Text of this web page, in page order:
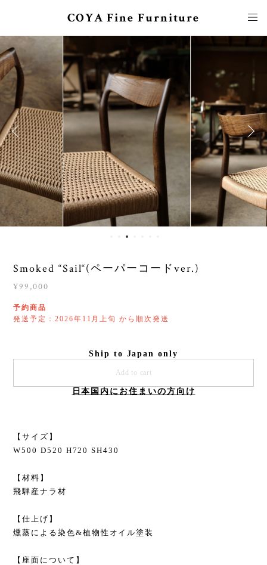
COYA Fine Furniture
Smoked “Sail“(ペーパーコードver.)
¥99,000
予約商品
発送予定：2026年11月上旬 から順次発送
Ship to Japan only
Add to cart
日本国内にお住まいの方向け
【サイズ】
W500 D520 H720 SH430
【材料】
飛騨産ナラ材
【仕上げ】
燻蒸による染色&植物性オイル塗装
【座面について】